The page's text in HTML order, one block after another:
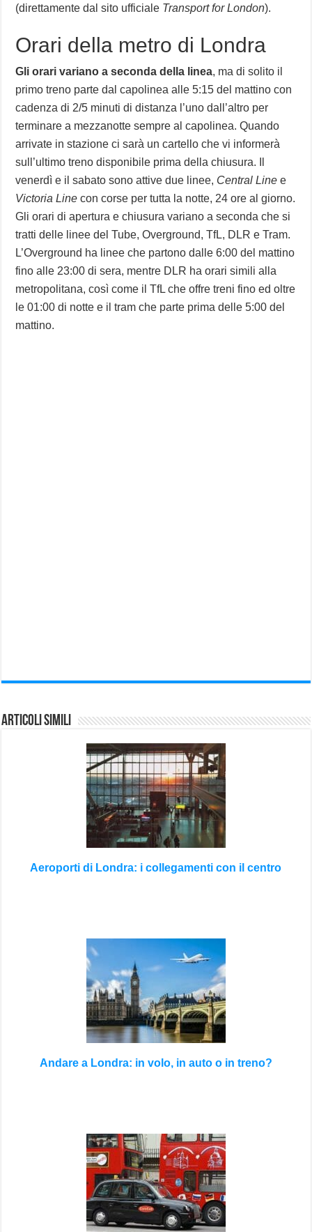
(direttamente dal sito ufficiale Transport for London).
Orari della metro di Londra
Gli orari variano a seconda della linea, ma di solito il
primo treno parte dal capolinea alle 5:15 del mattino con
cadenza di 2/5 minuti di distanza l’uno dall’altro per
terminare a mezzanotte sempre al capolinea. Quando
arrivate in stazione ci sarà un cartello che vi informerà
sull’ultimo treno disponibile prima della chiusura. Il
venerdì e il sabato sono attive due linee, Central Line e
Victoria Line con corse per tutta la notte, 24 ore al giorno.
Gli orari di apertura e chiusura variano a seconda che si
tratti delle linee del Tube, Overground, TfL, DLR e Tram.
L’Overground ha linee che partono dalle 6:00 del mattino
fino alle 23:00 di sera, mentre DLR ha orari simili alla
metropolitana, così come il TfL che offre treni fino ed oltre
le 01:00 di notte e il tram che parte prima delle 5:00 del
mattino.
Articoli Simili
Aeroporti di Londra: i collegamenti con il centro
Andare a Londra: in volo, in auto o in treno?